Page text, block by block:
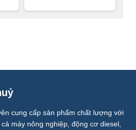
cung cấp sản phẩm chất lượng với
máy nông nghiệp, động cơ diesel,